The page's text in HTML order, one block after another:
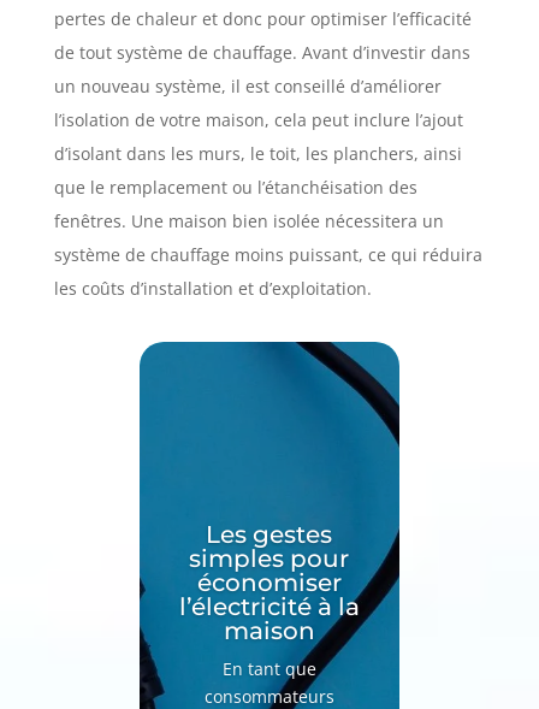
pertes de chaleur et donc pour optimiser l’efficacité
de tout système de chauffage. Avant d’investir dans
un nouveau système, il est conseillé d’améliorer
l’isolation de votre maison, cela peut inclure l’ajout
d’isolant dans les murs, le toit, les planchers, ainsi
que le remplacement ou l’étanchéisation des
fenêtres. Une maison bien isolée nécessitera un
système de chauffage moins puissant, ce qui réduira
les coûts d’installation et d’exploitation.
Les gestes
simples pour
économiser
l’électricité à la
maison
En tant que
consommateurs